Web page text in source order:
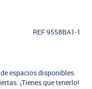
REF 9558BA1-1
espacios disponibles.
¡Tienes que tenerlo!